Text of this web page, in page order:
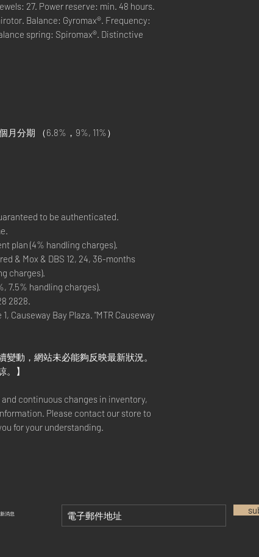
27. Power reserve: min. 48 hours.
Balance: Gyromax®. Frequency:
spring: Spiromax®. Distinctive
分期 （6.8%，9%, 11%）
to be authenticated.
plan (4% handling charges).
& Mox & DBS 12, 24, 36-months
charges).
7.5% handling charges).
2828.
Causeway Bay Plaza. "MTR Causeway
變動，網站未必能夠反映最新狀況。
】
continuous changes in inventory,
Please contact our store to
for your understanding.
消息